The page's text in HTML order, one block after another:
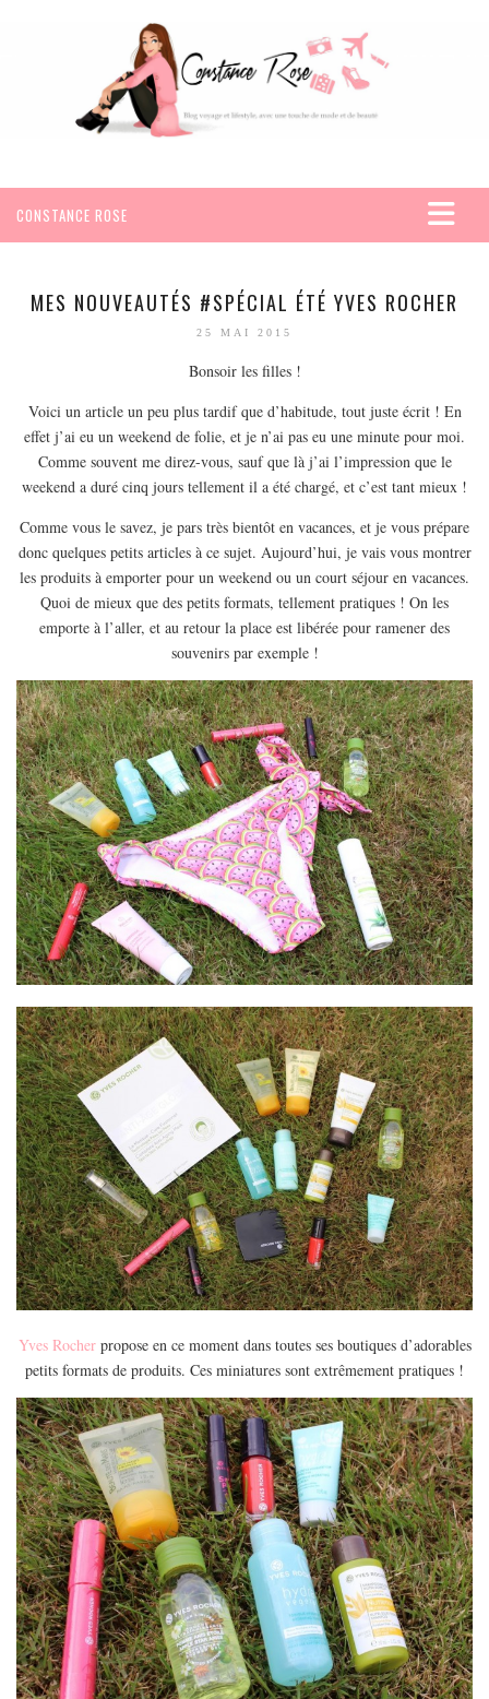
CONSTANCE ROSE
VOYAGES
AMÉRIQUE
MEXIQUE
ESPAGNE
FRANCE
GRÈCE
HONGRIE
PAYS BAS
RÉPUBLIQUE TCHÈQUE
OCÉANIE
AUSTRALIE
ARTICLES PRATIQUES
YOGA
MON PROGRAMME DE YOGA EN LIGNE
AUTRES CATÉGORIES
MODE
BEAUTÉ
DIVERSES BOX
DIY
LIFESTYLE
ME CONTACTER
A PROPOS
PARUTIONS ET PARTENARIATS
MES NOUVEAUTÉS #SPÉCIAL ÉTÉ YVES ROCHER
25 MAI 2015
Bonsoir les filles !
Voici un article un peu plus tardif que d’habitude, tout juste écrit ! En
effet j’ai eu un weekend de folie, et je n’ai pas eu une minute pour moi.
Comme souvent me direz-vous, sauf que là j’ai l’impression que le
weekend a duré cinq jours tellement il a été chargé, et c’est tant mieux !
Comme vous le savez, je pars très bientôt en vacances, et je vous prépare
donc quelques petits articles à ce sujet. Aujourd’hui, je vais vous montrer
les produits à emporter pour un weekend ou un court séjour en vacances.
Quoi de mieux que des petits formats, tellement pratiques ! On les
emporte à l’aller, et au retour la place est libérée pour ramener des
souvenirs par exemple !
Yves Rocherpropose en ce moment dans toutes ses boutiques d’adorables
petits formats de produits. Ces miniatures sont extrêmement pratiques !